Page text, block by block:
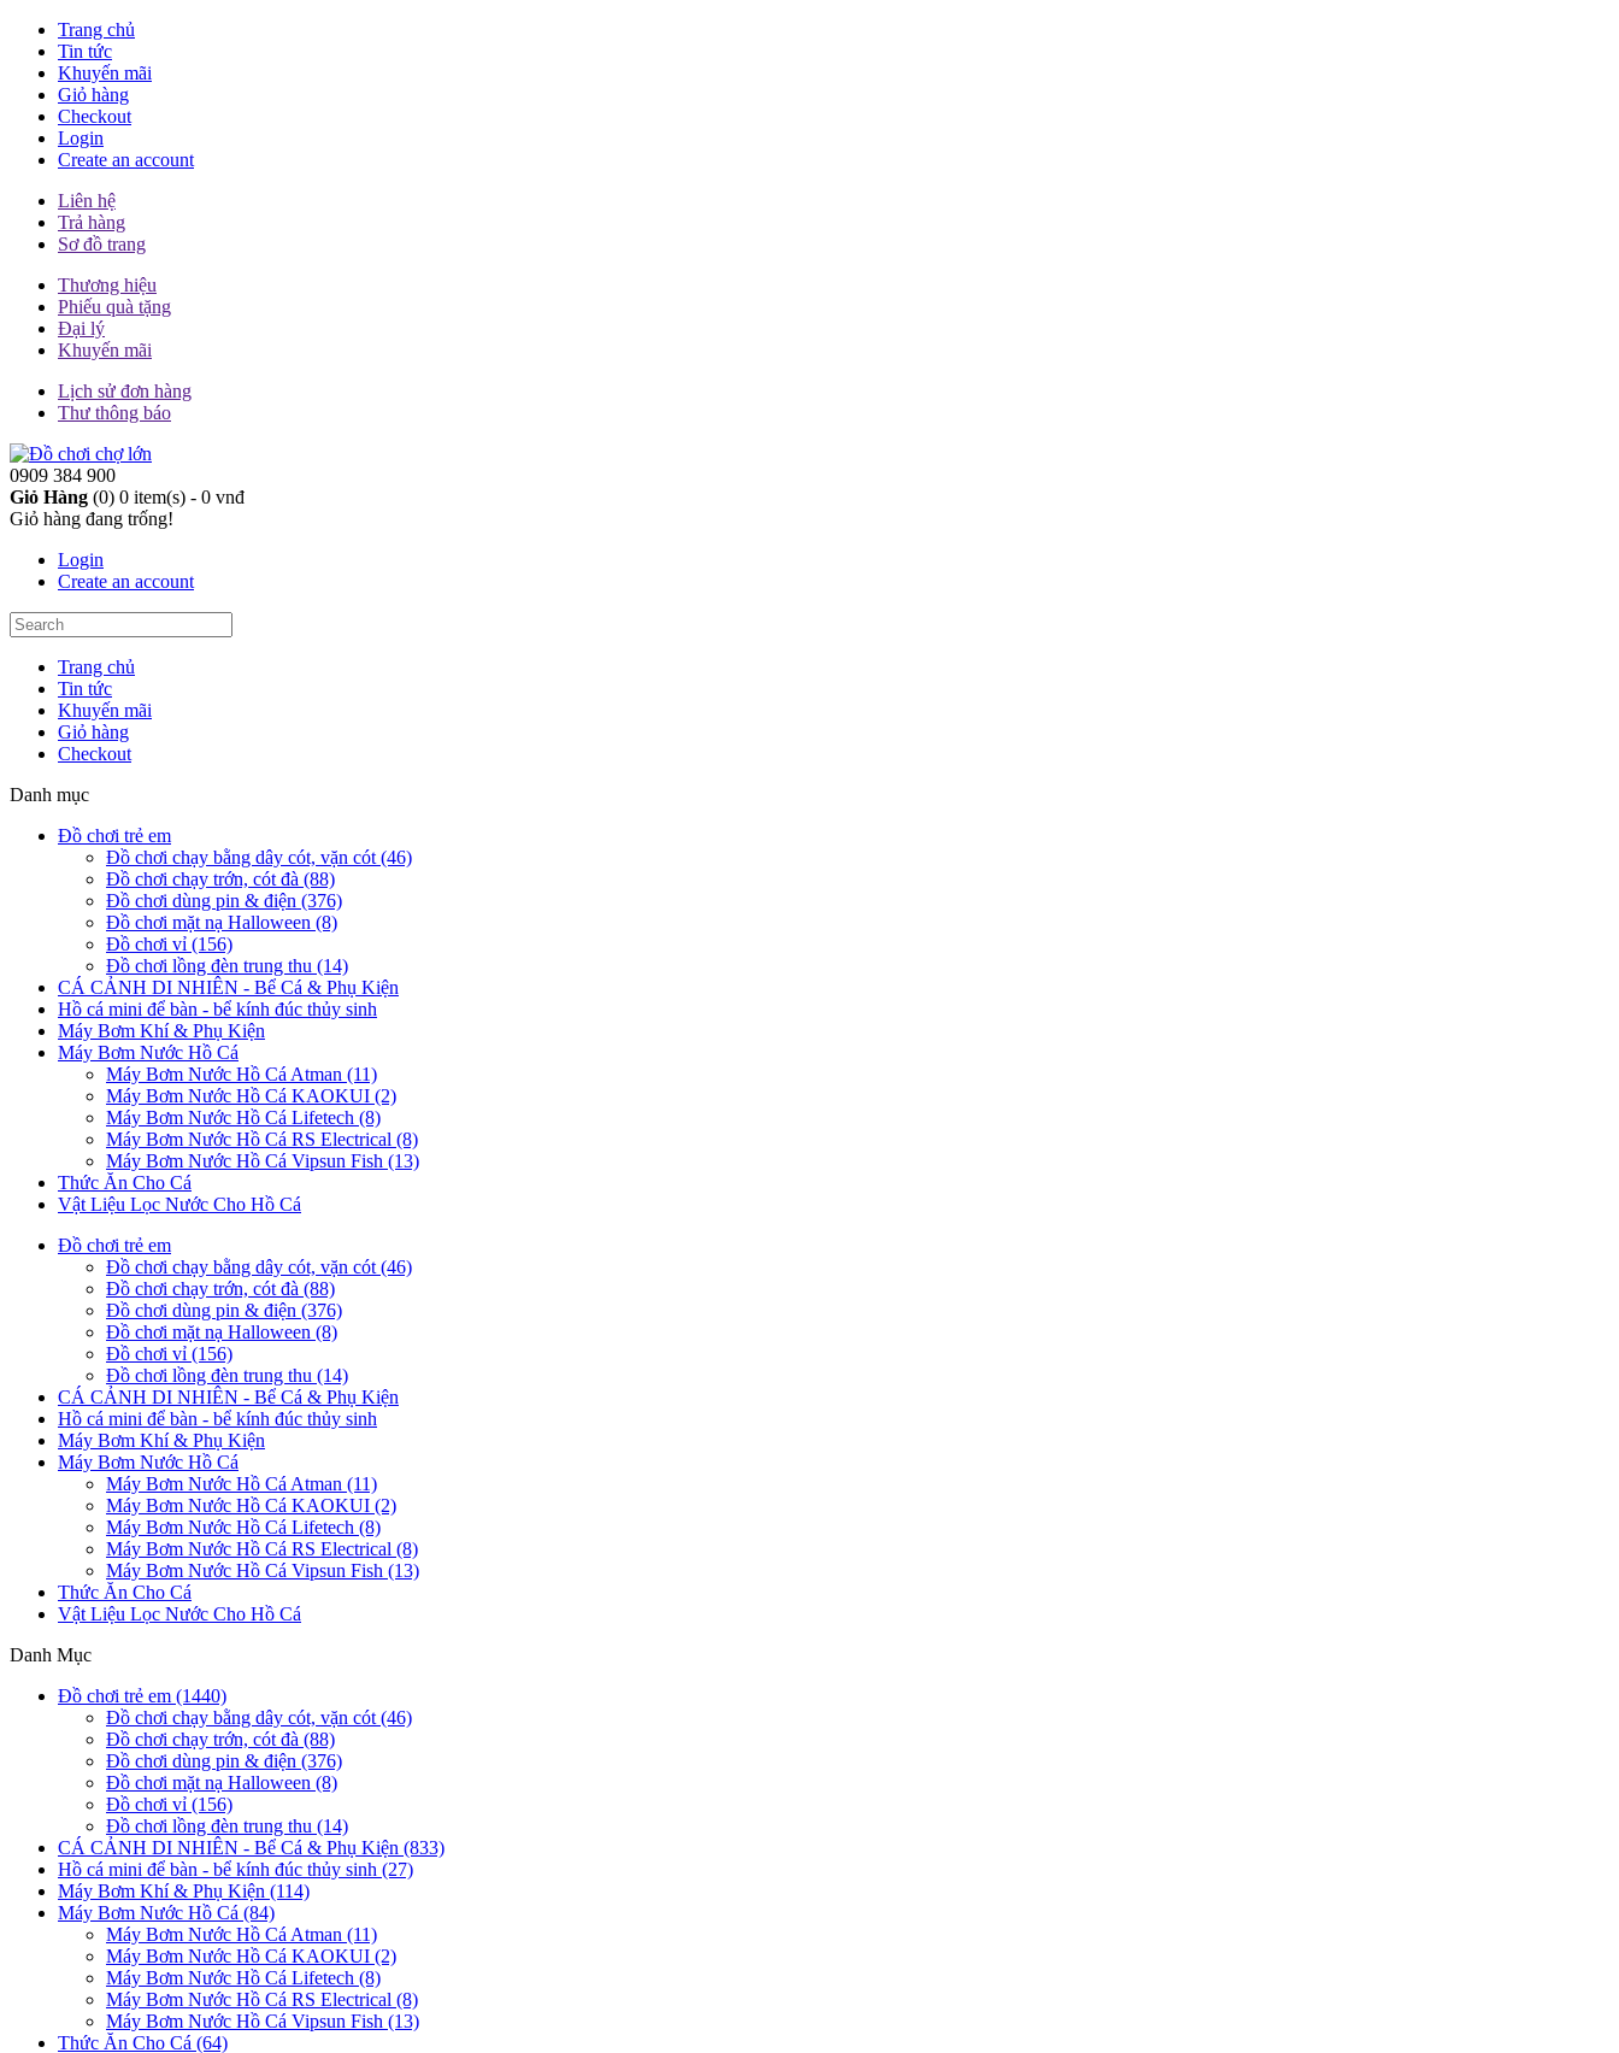
Trang chủ
Tin tức
Khuyến mãi
Giỏ hàng
Checkout
Login
Create an account
Liên hệ
Trả hàng
Sơ đồ trang
Thương hiệu
Phiếu quà tặng
Đại lý
Khuyến mãi
Lịch sử đơn hàng
Thư thông báo
0909 384 900
Giỏ Hàng (0) 0 item(s) - 0 vnđ
Giỏ hàng đang trống!
Login
Create an account
Trang chủ
Tin tức
Khuyến mãi
Giỏ hàng
Checkout
Danh mục
Đồ chơi trẻ em
Đồ chơi chạy bằng dây cót, vặn cót (46)
Đồ chơi chạy trớn, cót đà (88)
Đồ chơi dùng pin & điện (376)
Đồ chơi mặt nạ Halloween (8)
Đồ chơi vỉ (156)
Đồ chơi lồng đèn trung thu (14)
CÁ CẢNH DI NHIÊN - Bể Cá & Phụ Kiện
Hồ cá mini để bàn - bể kính đúc thủy sinh
Máy Bơm Khí & Phụ Kiện
Máy Bơm Nước Hồ Cá
Máy Bơm Nước Hồ Cá Atman (11)
Máy Bơm Nước Hồ Cá KAOKUI (2)
Máy Bơm Nước Hồ Cá Lifetech (8)
Máy Bơm Nước Hồ Cá RS Electrical (8)
Máy Bơm Nước Hồ Cá Vipsun Fish (13)
Thức Ăn Cho Cá
Vật Liệu Lọc Nước Cho Hồ Cá
Đồ chơi trẻ em
Đồ chơi chạy bằng dây cót, vặn cót (46)
Đồ chơi chạy trớn, cót đà (88)
Đồ chơi dùng pin & điện (376)
Đồ chơi mặt nạ Halloween (8)
Đồ chơi vỉ (156)
Đồ chơi lồng đèn trung thu (14)
CÁ CẢNH DI NHIÊN - Bể Cá & Phụ Kiện
Hồ cá mini để bàn - bể kính đúc thủy sinh
Máy Bơm Khí & Phụ Kiện
Máy Bơm Nước Hồ Cá
Máy Bơm Nước Hồ Cá Atman (11)
Máy Bơm Nước Hồ Cá KAOKUI (2)
Máy Bơm Nước Hồ Cá Lifetech (8)
Máy Bơm Nước Hồ Cá RS Electrical (8)
Máy Bơm Nước Hồ Cá Vipsun Fish (13)
Thức Ăn Cho Cá
Vật Liệu Lọc Nước Cho Hồ Cá
Danh Mục
Đồ chơi trẻ em (1440)
Đồ chơi chạy bằng dây cót, vặn cót (46)
Đồ chơi chạy trớn, cót đà (88)
Đồ chơi dùng pin & điện (376)
Đồ chơi mặt nạ Halloween (8)
Đồ chơi vỉ (156)
Đồ chơi lồng đèn trung thu (14)
CÁ CẢNH DI NHIÊN - Bể Cá & Phụ Kiện (833)
Hồ cá mini để bàn - bể kính đúc thủy sinh (27)
Máy Bơm Khí & Phụ Kiện (114)
Máy Bơm Nước Hồ Cá (84)
Máy Bơm Nước Hồ Cá Atman (11)
Máy Bơm Nước Hồ Cá KAOKUI (2)
Máy Bơm Nước Hồ Cá Lifetech (8)
Máy Bơm Nước Hồ Cá RS Electrical (8)
Máy Bơm Nước Hồ Cá Vipsun Fish (13)
Thức Ăn Cho Cá (64)